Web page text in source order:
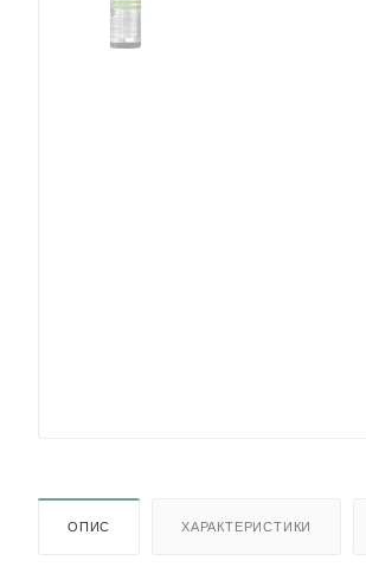
ОПИС ХАРАКТЕРИСТИКИ